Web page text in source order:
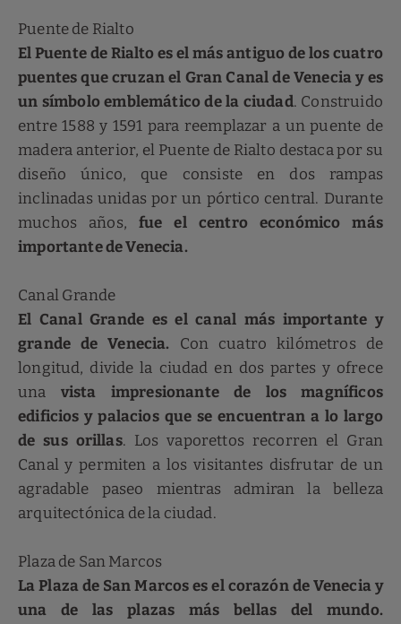
Puente de Rialto
El Puente de Rialto es el más antiguo de los cuatro
puentes que cruzan el Gran Canal de Venecia y es
un símbolo emblemático de la ciudad. Construido
entre 1588 y 1591 para reemplazar a un puente de
madera anterior, el Puente de Rialto destaca por su
diseño único, que consiste en dos rampas
inclinadas unidas por un pórtico central. Durante
muchos años, fue el centro económico más
importante de Venecia.
Canal Grande
El Canal Grande es el canal más importante y
grande de Venecia. Con cuatro kilómetros de
longitud, divide la ciudad en dos partes y ofrece
una vista impresionante de los magníficos
edificios y palacios que se encuentran a lo largo
de sus orillas. Los vaporettos recorren el Gran
Canal y permiten a los visitantes disfrutar de un
agradable paseo mientras admiran la belleza
arquitectónica de la ciudad.
Plaza de San Marcos
La Plaza de San Marcos es el corazón de Venecia y
una de las plazas más bellas del mundo.